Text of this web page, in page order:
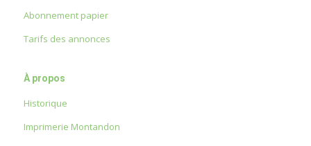
Abonnement papier
Tarifs des annonces
À propos
Historique
Imprimerie Montandon